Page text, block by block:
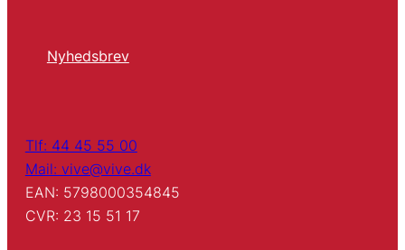
Nyhedsbrev
Tlf: 44 45 55 00
Mail: vive@vive.dk
EAN: 5798000354845
CVR: 23 15 51 17